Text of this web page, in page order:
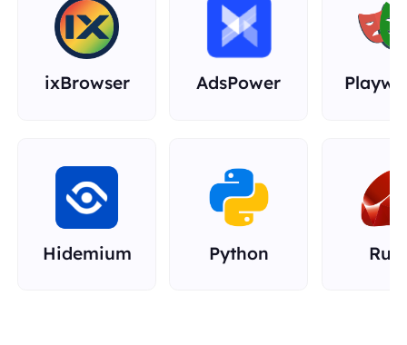
ixBrowser AdsPower
Hidemium Python